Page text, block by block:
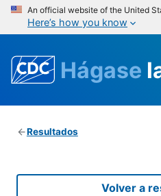
An official website of the United
Here’s how you know
Hágase
Resultados
Volver a